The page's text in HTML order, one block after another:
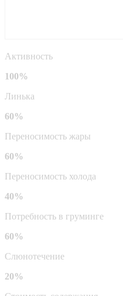
Активность
100%
Линька
60%
Переносимость жары
60%
Переносимость холода
40%
Потребность в груминге
60%
Слюнотечение
20%